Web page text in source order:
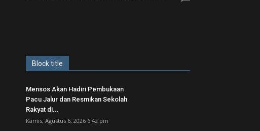
Block title
Mensos Akan Hadiri Pembukaan
Pacu Jalur dan Resmikan Sekolah
Rakyat di...
Kamis, Agustus 6, 2026 6:42 pm